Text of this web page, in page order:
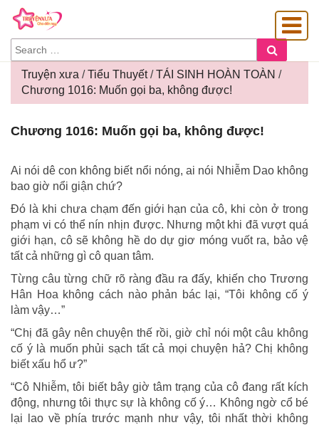
SEARCH
FOR:
Truyện xưa /Tiểu Thuyết/TÁI SINH HOÀN TOÀN /
Chương 1016: Muốn gọi ba, không được!
1016:
gọi
được!
Chương 1016: Muốn gọi ba, không được!
Ai nói dê con không biết nổi nóng, ai nói Nhiễm Dao không
bao giờ nổi giận chứ?
Đó là khi chưa chạm đến giới hạn của cô, khi còn ở trong
phạm vi có thể nín nhịn được. Nhưng một khi đã vượt quá
giới hạn, cô sẽ không hề do dự giơ móng vuốt ra, bảo vệ
tất cả những gì cô quan tâm.
Từng câu từng chữ rõ ràng đầu ra đấy, khiến cho Trương
Hân Hoa không cách nào phản bác lại, “Tôi không cố ý
làm vậy…”
“Chị đã gây nên chuyện thế rồi, giờ chỉ nói một câu không
cố ý là muốn phủi sạch tất cả mọi chuyện hả? Chị không
biết xấu hổ ư?”
“Cô Nhiễm, tôi biết bây giờ tâm trạng của cô đang rất kích
động, nhưng tôi thực sự là không cố ý… Không ngờ cổ bé
lại lao về phía trước mạnh như vậy, tôi nhất thời không